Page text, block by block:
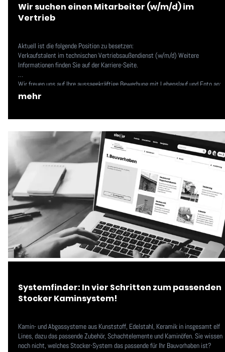
Wir suchen einen Mitarbeiter (w/m/d) im
Vertrieb
Aktuell ist die folgende Position zu besetzen:
Verkaufstalent im technischen Vertriebsaußendienst (w/m/d) Weitere
Informationen finden Sie auf der Karriere-Seite.
Wir freuen uns auf Ihre aussagekräftige Bewerbung mit Lebenslauf und Foto an:
karriere@stocker.tirol
mehr
Systemfinder: In vier Schritten zum passenden
Stocker Kaminsystem!
Kamin- und Abgassysteme aus Kunststoff, Edelstahl, Keramik in insgesamt elf
Lines, dazu das passende Zubehör, Schachtelemente und Kaminöfen. Sie wissen
noch nicht, welches Stocker-System das passende für Ihr Bauvorhaben ist?